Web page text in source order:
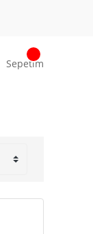
Sepetim